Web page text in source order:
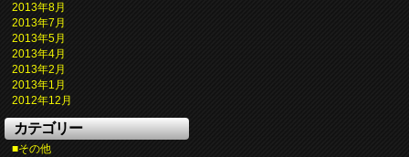
2013年8月
2013年7月
2013年5月
2013年4月
2013年2月
2013年1月
2012年12月
カテゴリー
■その他